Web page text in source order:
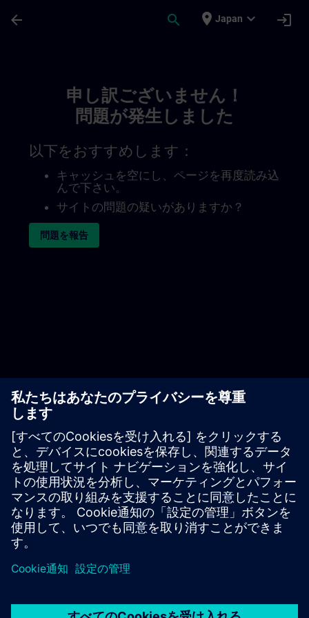
arrow_back search place Japan expand_more login
申し訳ございません！
問題が発生しました
以下をおすすめします：
キャッシュを空にし、ページを再度読み込
んで下さい。
サイトの問題の疑いがありますか？
問題を報告